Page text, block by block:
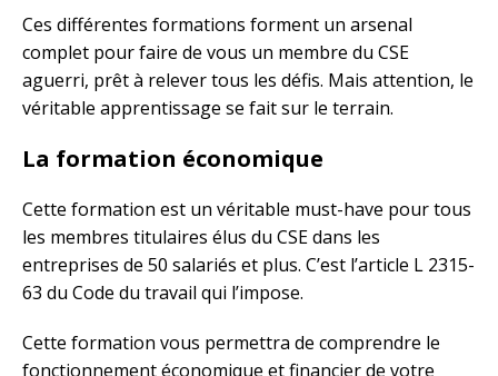
Ces différentes formations forment un arsenal
complet pour faire de vous un membre du CSE
aguerri, prêt à relever tous les défis. Mais attention, le
véritable apprentissage se fait sur le terrain.
La formation économique
Cette formation est un véritable must-have pour tous
les membres titulaires élus du CSE dans les
entreprises de 50 salariés et plus. C’est l’article L 2315-
63 du Code du travail qui l’impose.
Cette formation vous permettra de comprendre le
fonctionnement économique et financier de votre